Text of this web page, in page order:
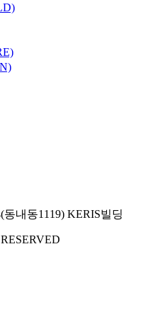
내동1119) KERIS빌딩